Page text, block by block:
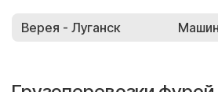
Верея - Луганск